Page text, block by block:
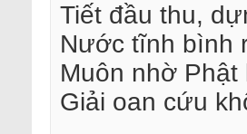
Tiết đầu thu,
Nước tĩnh bình
Muôn nhờ
Giải oan cứu